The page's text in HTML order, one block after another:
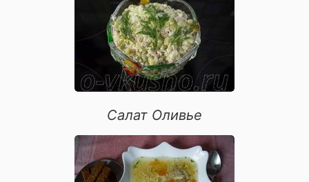
вторые блюда
шоколадные десерты
блюда из морепродуктов
Салат Оливье